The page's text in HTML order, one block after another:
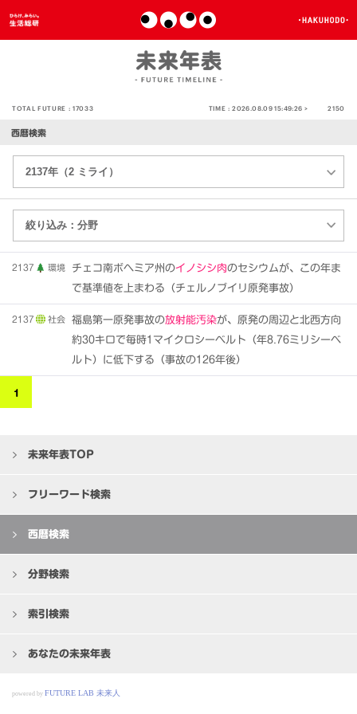
TOTAL FUTURE :17033 TIME :2026.08.09 15:49:26 > 2150
西暦検索
2137 環境 チェコ南ボヘミア州のイノシシ肉のセシウムが、この年ま
で基準値を上まわる（チェルノブイリ原発事故）
2137 社会 福島第一原発事故の放射能汚染が、原発の周辺と北西方向
約30キロで毎時1マイクロシーベルト（年8.76ミリシーベ
ルト）に低下する（事故の126年後）
1
未来年表TOP
フリーワード検索
西暦検索
分野検索
索引検索
あなたの未来年表
powered by FUTURE LAB 未来人